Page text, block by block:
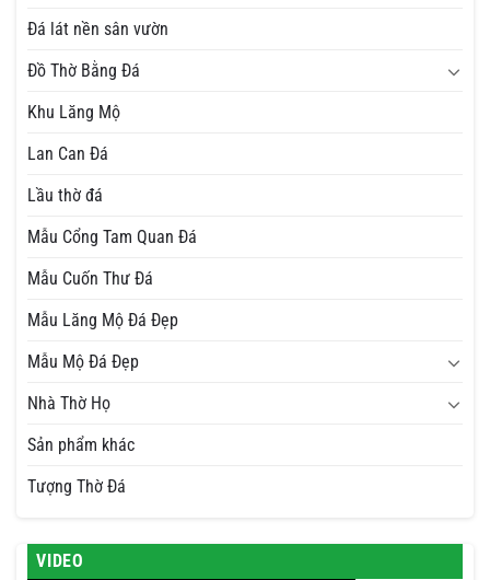
Đá lát nền sân vườn
Đồ Thờ Bằng Đá
Khu Lăng Mộ
Lan Can Đá
Lầu thờ đá
Mẫu Cổng Tam Quan Đá
Mẫu Cuốn Thư Đá
Mẫu Lăng Mộ Đá Đẹp
Mẫu Mộ Đá Đẹp
Nhà Thờ Họ
Sản phẩm khác
Tượng Thờ Đá
VIDEO